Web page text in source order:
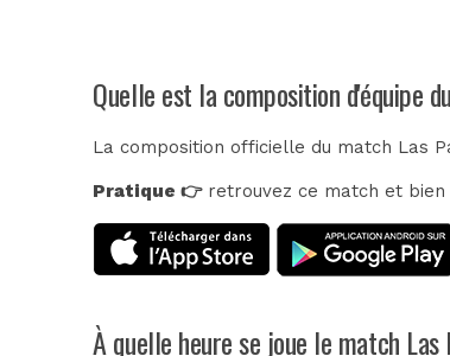
Quelle est la composition d'équipe
La composition officielle du match Las
Pratique 👉retrouvez ce match et bien
À quelle heure se joue le match